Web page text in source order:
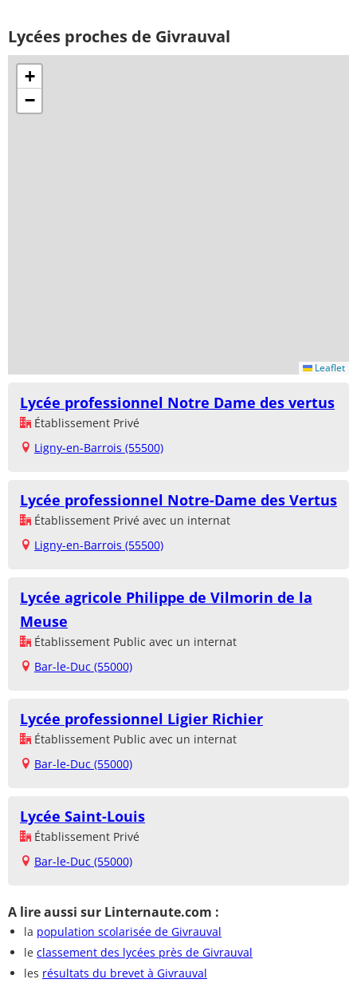
Lycées proches de Givrauval
+
−
Leaflet
Lycée professionnel Notre Dame des vertus
Établissement Privé
Ligny-en-Barrois (55500)
Lycée professionnel Notre-Dame des Vertus
Établissement Privé avec un internat
Ligny-en-Barrois (55500)
Lycée agricole Philippe de Vilmorin de la
Meuse
Établissement Public avec un internat
Bar-le-Duc (55000)
Lycée professionnel Ligier Richier
Établissement Public avec un internat
Bar-le-Duc (55000)
Lycée Saint-Louis
Établissement Privé
Bar-le-Duc (55000)
A lire aussi sur Linternaute.com :
la population scolarisée de Givrauval
le classement des lycées près de Givrauval
les résultats du brevet à Givrauval